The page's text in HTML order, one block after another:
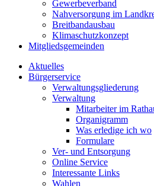
Gewerbeverband
Nahversorgung im
Breitbandausbau
Klimaschutzkonzept
Mitgliedsgemeinden
Aktuelles
Bürgerservice
Verwaltungsgliederung
Verwaltung
Mitarbeiter im
Organigramm
Was erledige ich wo
Formulare
Ver- und Entsorgung
Online Service
Interessante Links
Wahlen